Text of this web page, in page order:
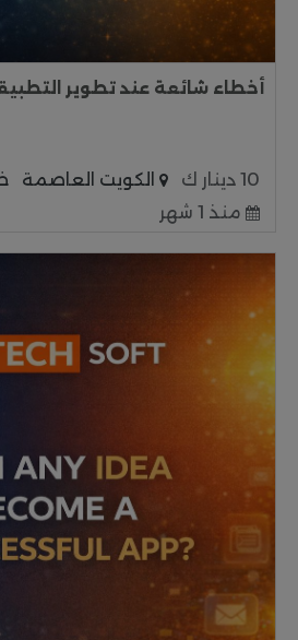
أخطاء شائعة عند تطوير
10 دينار ك الكويت العاصمة
منذ 1 شهر